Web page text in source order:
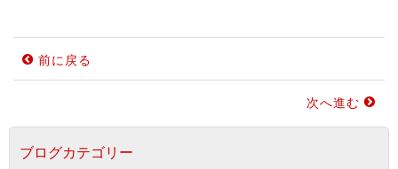
前に戻る
次へ進む
ブログカテゴリー